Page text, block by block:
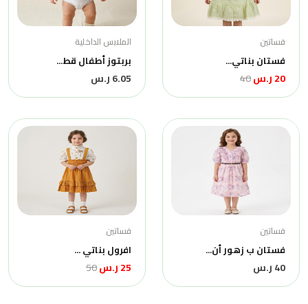
فساتين
فستان بناتي...
20 ر.س 40
الملابس الداخلية
بربتوز أطفال قط...
6.05 ر.س
فساتين
فستان ب زهور أن...
40 ر.س
فساتين
افرول بناتي ...
25 ر.س 50